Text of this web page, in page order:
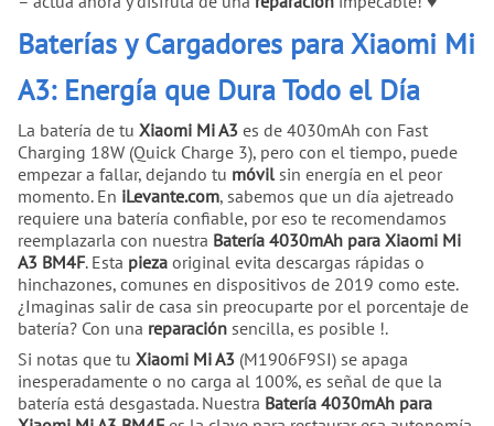
Baterías y Cargadores para Xiaomi Mi
A3: Energía que Dura Todo el Día
La batería de tu Xiaomi Mi A3 es de 4030mAh con Fast
Charging 18W (Quick Charge 3), pero con el tiempo, puede
empezar a fallar, dejando tu móvil sin energía en el peor
momento. En iLevante.com, sabemos que un día ajetreado
requiere una batería confiable, por eso te recomendamos
reemplazarla con nuestra Batería 4030mAh para Xiaomi Mi
A3 BM4F. Esta pieza original evita descargas rápidas o
hinchazones, comunes en dispositivos de 2019 como este.
¿Imaginas salir de casa sin preocuparte por el porcentaje de
batería? Con una reparación sencilla, es posible !.
Si notas que tu Xiaomi Mi A3 (M1906F9SI) se apaga
inesperadamente o no carga al 100%, es señal de que la
batería está desgastada. Nuestra Batería 4030mAh para